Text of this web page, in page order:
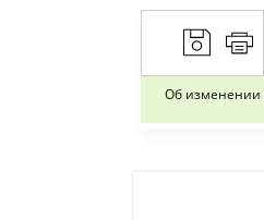
Об изменении